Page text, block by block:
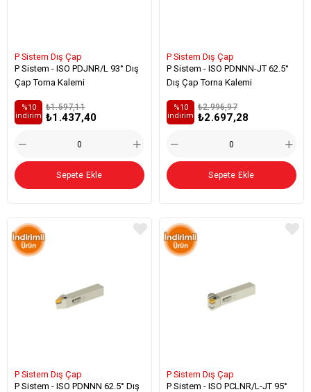
P Sistem Dış Çap
P Sistem - ISO PDJNR/L 93° Dış
Çap Torna Kalemi
₺1.437,40
₺1.597,11
%10
i̇ndirim
Sepete Ekle
P Sistem Dış Çap
P Sistem - ISO PDNNN-JT 62.5°
Dış Çap Torna Kalemi
₺2.697,28
₺2.996,97
%10
i̇ndirim
Sepete Ekle
P Sistem Dış Çap
P Sistem - ISO PDNNN 62.5° Dış
P Sistem Dış Çap
P Sistem - ISO PCLNR/L-JT 95°